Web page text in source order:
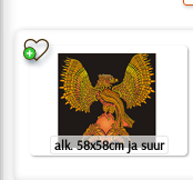
alk. 58x58cm ja suur